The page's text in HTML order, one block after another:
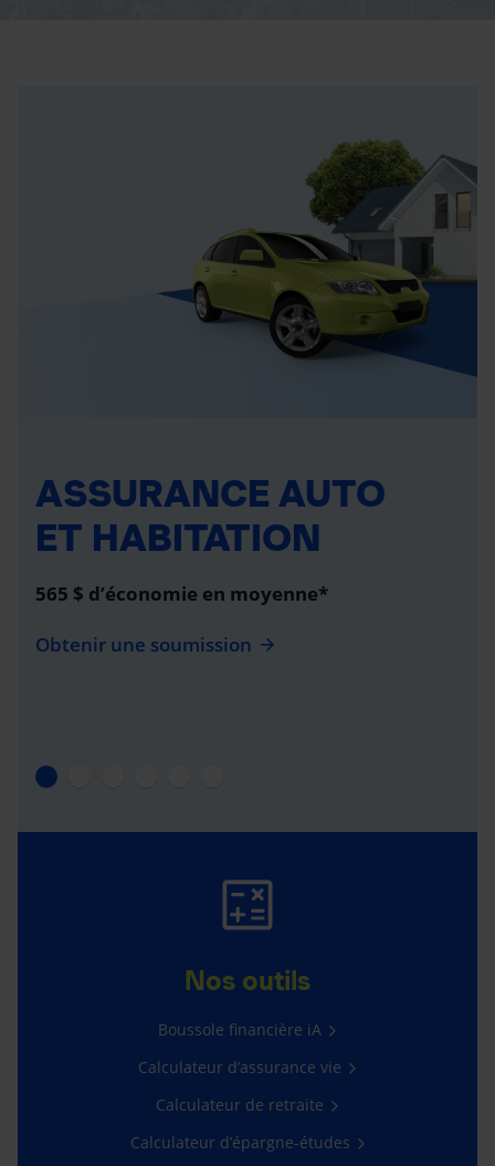
ASSURANCE AUTO
ET HABITATION
565 $ d’économie en moyenne*
Obtenir une soumission
Nos outils
Boussole financière iA
Calculateur d’assurance vie
Calculateur de retraite
Calculateur d’épargne-études